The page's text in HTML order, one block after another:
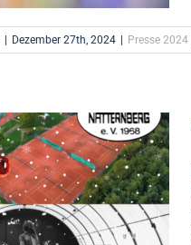
Dezember 27th, 2024 Presse 2024